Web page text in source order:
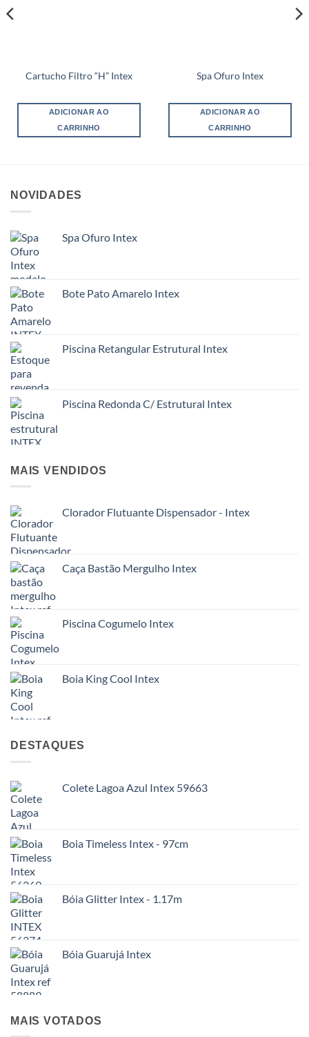
Cartucho Filtro “H” Intex
ADICIONAR AO
CARRINHO
Spa Ofuro Intex
ADICIONAR AO
CARRINHO
NOVIDADES
Spa Ofuro Intex
Bote Pato Amarelo Intex
Piscina Retangular Estrutural Intex
Piscina Redonda C/ Estrutural Intex
MAIS VENDIDOS
Clorador Flutuante Dispensador - Intex
Caça Bastão Mergulho Intex
Piscina Cogumelo Intex
Boia King Cool Intex
DESTAQUES
Colete Lagoa Azul Intex 59663
Boia Timeless Intex - 97cm
Bóia Glitter Intex - 1.17m
Bóia Guarujá Intex
MAIS VOTADOS